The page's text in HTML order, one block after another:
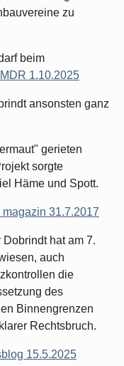
zu
beim
MDR 1.10.2025
ansonsten ganz
gerieten
sorgte
Häme und Spott.
magazin 31.7.2017
hat am 7.
auch
die
des
Binnengrenzen
Rechtsbruch.
15.5.2025